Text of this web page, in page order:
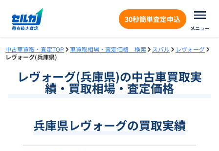
30秒簡単査定申込
メニュー
中古車買取・査定TOP 車買取相場・査定価格 検索 スバル
レヴォーグ
レヴォーグ(兵庫県)
レヴォーグ(兵庫県)の中古車買取実
績・買取相場・査定価格
兵庫県レヴォーグの買取実績